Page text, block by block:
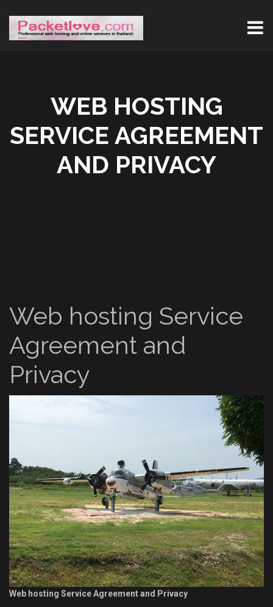
WEB HOSTING
SERVICE AGREEMENT
AND PRIVACY
Web hosting Service
Agreement and
Privacy
Web hosting Service Agreement and Privacy